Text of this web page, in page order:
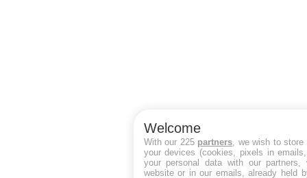
Welcome
With our 225 partners , we wish to
your devices (cookies, pixels in
your personal data with our partners,
website or in our emails, already held